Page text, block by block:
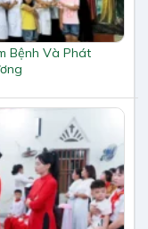
Bệnh Và Phát